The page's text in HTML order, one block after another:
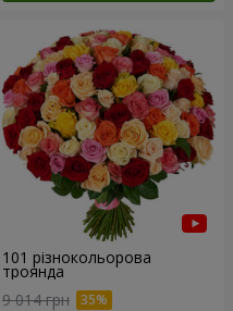
101 різнокольорова
троянда
9 014 грн